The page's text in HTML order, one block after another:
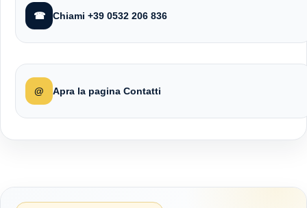
☎ Chiami +39 0532 206 836
@ Apra la pagina Contatti